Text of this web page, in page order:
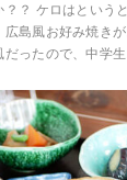
？？ ケロはという
広島風お好み焼き
ったので、中学生